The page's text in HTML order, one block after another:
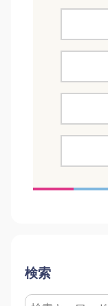
検索